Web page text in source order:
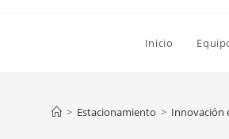
Inicio
> Estacionamiento > Innovación